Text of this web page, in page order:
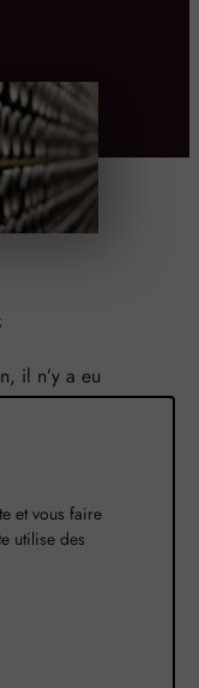
il n’y a eu
en faisant
mission de
et vous faire
utilise des